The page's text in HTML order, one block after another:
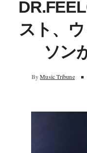
スト、
ソン
By Music Tribune